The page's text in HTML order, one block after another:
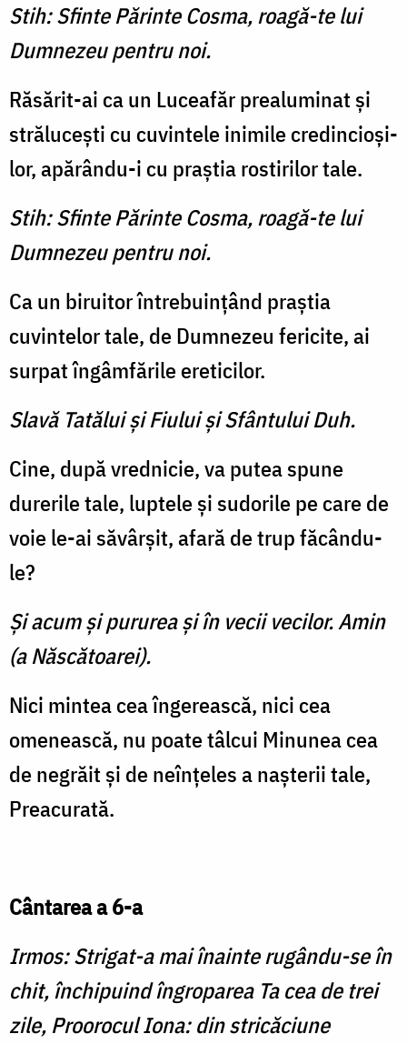
Stih: Sfinte Părinte Cosma, roagă-te lui
Dumnezeu pentru noi.
Răsărit-ai ca un Luceafăr prealuminat şi
străluceşti cu cuvintele inimile credincioşi­
lor, apărându-i cu praştia ros­tirilor tale.
Stih: Sfinte Părinte Cosma, roagă-te lui
Dumnezeu pentru noi.
Ca un biruitor întrebuinţând praştia
cuvintelor tale, de Dum­nezeu fericite, ai
surpat îngâm­fările ereticilor.
Slavă Tatălui şi Fiului şi Sfântului Duh.
Cine, după vrednicie, va putea spune
durerile tale, luptele şi sudorile pe care de
voie le-ai să­vârşit, afară de trup făcându-
le?
Şi acum şi pururea şi în vecii vecilor. Amin
(a Născătoarei).
Nici mintea cea îngerească, nici cea
omenească, nu poate tâlcui Minunea cea
de negrăit şi de neînţeles a naşterii tale,
Prea­curată.
Cântarea a 6-a
Irmos: Strigat-a mai înainte rugându-se în
chit, închipuind îngroparea Ta cea de trei
zile, Proorocul Iona: din stricăciune